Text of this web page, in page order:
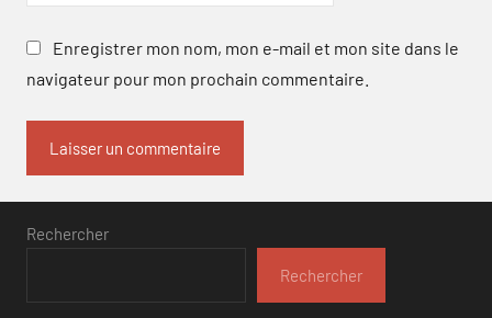
Enregistrer mon nom, mon e-mail et mon site dans le
navigateur pour mon prochain commentaire.
Rechercher
Rechercher